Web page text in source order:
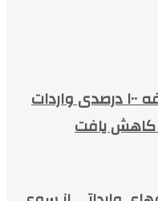
رای مجمع تشخیص به تعرفه ۱۰۰ درصدی واردات
کاهش یافت